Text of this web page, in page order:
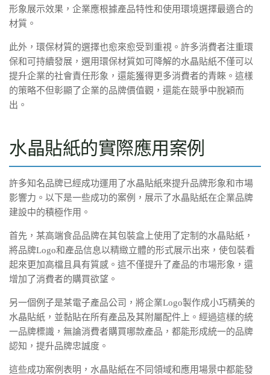
形象展示效果，企業應根據產品特性和使用環境選擇最適合的
材質。
此外，環保材質的選擇也愈來愈受到重視。許多消費者注重環
保和可持續發展，選用環保材質如可降解的水晶貼紙不僅可以
提升企業的社會責任形象，還能獲得更多消費者的青睞。這樣
的策略不但彰顯了企業的品牌價值觀，還能在競爭中脫穎而
出。
水晶貼紙的實際應用案例
許多知名品牌已經成功運用了水晶貼紙來提升品牌形象和市場
影響力。以下是一些成功的案例，展示了水晶貼紙在企業品牌
建設中的積極作用。
首先，某高端食品品牌在其包裝盒上使用了定制的水晶貼紙，
將品牌Logo和產品信息以精緻立體的形式展示出來，使包裝看
起來更加高檔且具有質感。這不僅提升了產品的市場形象，還
增加了消費者的購買欲望。
另一個例子是某電子產品公司，將企業Logo製作成小巧精美的
水晶貼紙，並黏貼在所有產品及其附屬配件上。經過這樣的統
一品牌標識，無論消費者購買哪款產品，都能形成統一的品牌
認知，提升品牌忠誠度。
這些成功案例表明，水晶貼紙在不同領域和應用場景中都能發